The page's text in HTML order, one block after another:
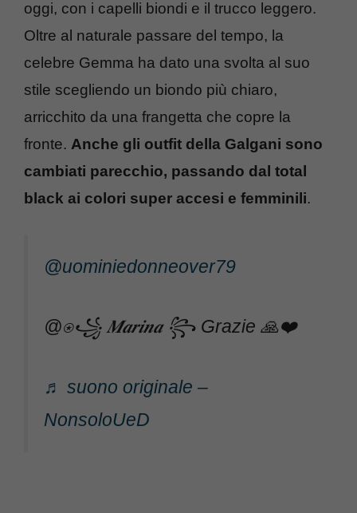
oggi, con i capelli biondi e il trucco leggero.
Oltre al naturale passare del tempo, la
celebre Gemma ha dato una svolta al suo
stile scegliendo un biondo più chiaro,
arricchito da una frangetta che copre la
fronte. Anche gli outfit della Galgani sono
cambiati parecchio, passando dal total
black ai colori super accesi e femminili.
@uominiedonneover79
@⍟꧁ 𝑴𝒂𝒓𝒊𝒏𝒂 ꧂ Grazie 🙏❤️
♬ suono originale –
NonsoloUeD